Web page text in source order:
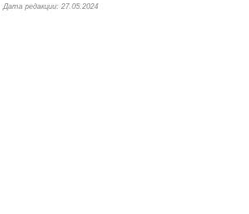
Дата редакции: 27.05.2024